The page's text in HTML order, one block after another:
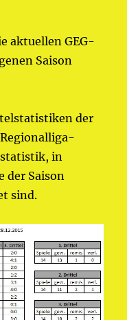
aktuellen GEG-
Saison
der
in
der Saison
sind.